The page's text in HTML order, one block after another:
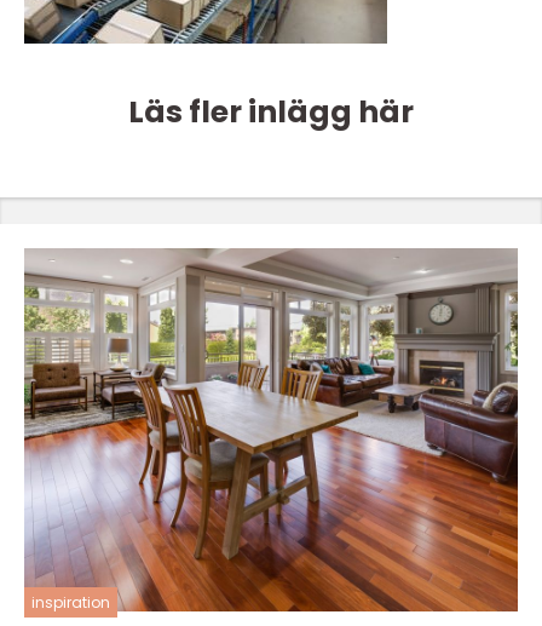
Läs fler inlägg här
inspiration